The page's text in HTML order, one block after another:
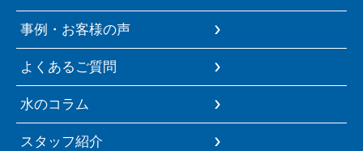
事例・お客様の声
よくあるご質問
水のコラム
スタッフ紹介